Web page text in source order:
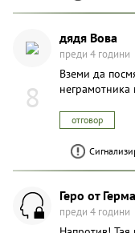
8
дядя Вова
преди 4 години
Вземи да
неграмотника
отговор
Геро от
преди 4 години